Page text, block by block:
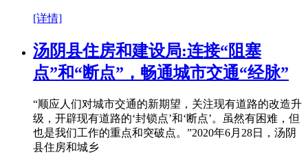
[详情]
汤阴县住房和建设局:连接“阻塞
点”和“断点”，畅通城市交通“经脉”
“顺应人们对城市交通的新期望，关注现有道路的改造升
级，开辟现有道路的‘封锁点’和‘断点’。虽然有困难，但
也是我们工作的重点和突破点。”2020年6月28日，汤阴
县住房和城乡